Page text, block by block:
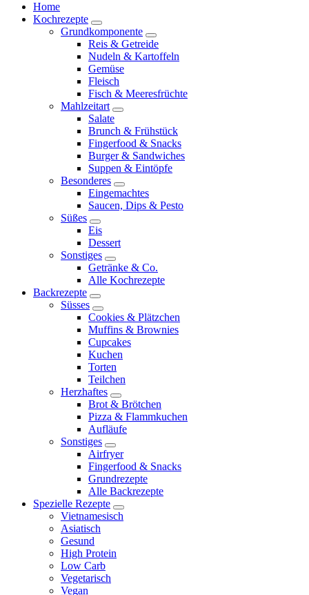
Home
Kochrezepte
expand
child
menu
Grundkomponente
expand
child
menu
Reis & Getreide
Nudeln & Kartoffeln
Gemüse
Fleisch
Fisch & Meeresfrüchte
Mahlzeitart
expand
child
menu
Salate
Brunch & Frühstück
Fingerfood & Snacks
Burger & Sandwiches
Suppen & Eintöpfe
Besonderes
expand
child
menu
Eingemachtes
Saucen, Dips & Pesto
Süßes
expand
child
menu
Eis
Dessert
Sonstiges
expand
child
menu
Getränke & Co.
Alle Kochrezepte
Backrezepte
expand
child
menu
Süsses
expand
child
menu
Cookies & Plätzchen
Muffins & Brownies
Cupcakes
Kuchen
Torten
Teilchen
Herzhaftes
expand
child
menu
Brot & Brötchen
Pizza & Flammkuchen
Aufläufe
Sonstiges
expand
child
menu
Airfryer
Fingerfood & Snacks
Grundrezepte
Alle Backrezepte
Spezielle Rezepte
expand
child
Vietnamesisch
Asiatisch
Gesund
High Protein
Low Carb
Vegetarisch
Vegan